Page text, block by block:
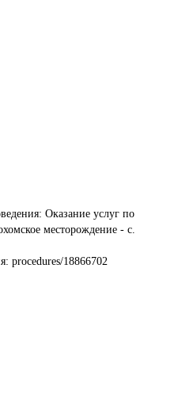
Оказание услуг по
месторождение - с.
procedures/18866702